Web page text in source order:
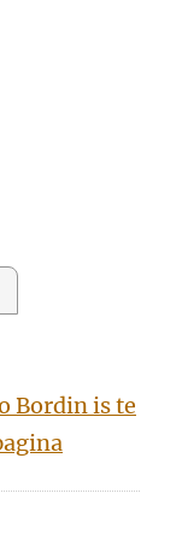
Bordin is te